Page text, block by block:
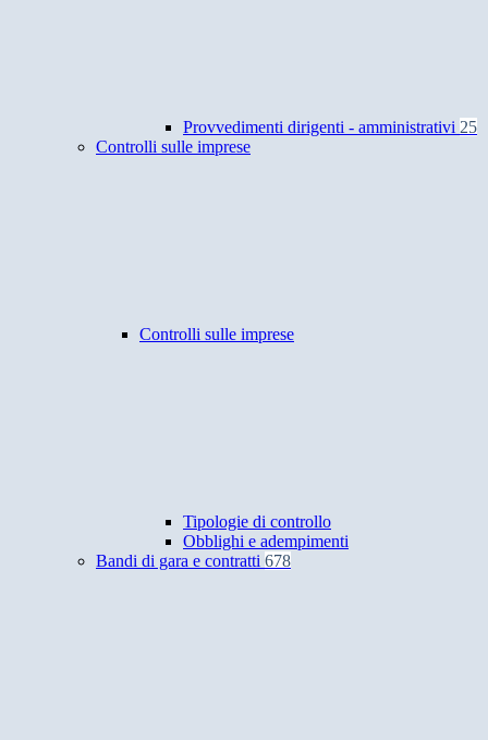
Provvedimenti dirigenti - amministrativi 25
Controlli sulle imprese
Controlli sulle imprese
Tipologie di controllo
Obblighi e adempimenti
Bandi di gara e contratti 678